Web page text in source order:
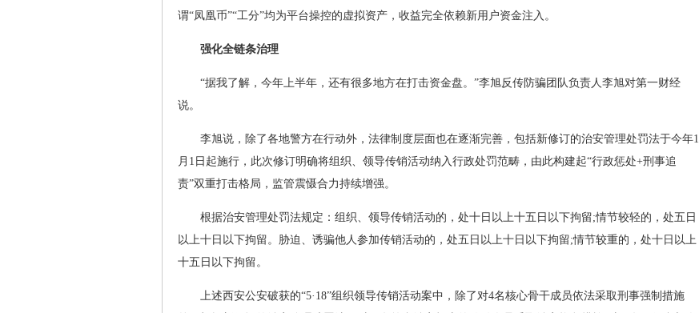
谓“凤凰币”“工分”均为平台操控的虚拟资产，收益完全依赖新用户资金注入。
强化全链条治理
“据我了解，今年上半年，还有很多地方在打击资金盘。”李旭反传防骗团队负责人李旭对第一财经
说。
李旭说，除了各地警方在行动外，法律制度层面也在逐渐完善，包括新修订的治安管理处罚法于今年1
月1日起施行，此次修订明确将组织、领导传销活动纳入行政处罚范畴，由此构建起“行政惩处+刑事追
责”双重打击格局，监管震慑合力持续增强。
根据治安管理处罚法规定：组织、领导传销活动的，处十日以上十五日以下拘留;情节较轻的，处五日
以上十日以下拘留。胁迫、诱骗他人参加传销活动的，处五日以上十日以下拘留;情节较重的，处十日以上
十五日以下拘留。
上述西安公安破获的“5·18”组织领导传销活动案中，除了对4名核心骨干成员依法采取刑事强制措施